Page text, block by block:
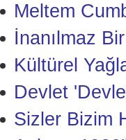
Meltem
İnanılmaz
Kültürel
Devlet
Sizler Bizim